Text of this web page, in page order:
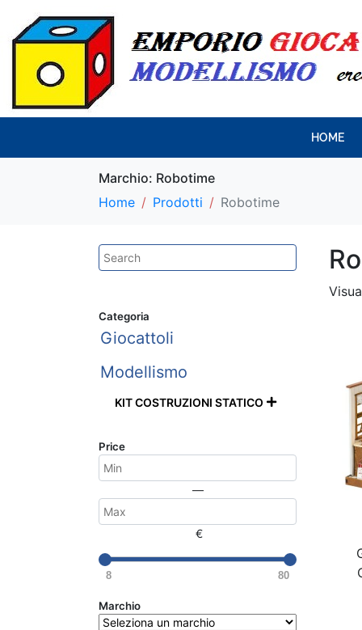
HOME
Marchio: Robotime
Home
Prodotti Robotime
Categoria
Giocattoli
Modellismo
KIT COSTRUZIONI STATICO 
Price
—
€
8 80
Marchio